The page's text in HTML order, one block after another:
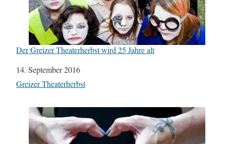
Der Greizer Theaterherbst wird 25 Jahre alt
Datum
14. September 2016
In Bezug auf
Greizer Theaterherbst